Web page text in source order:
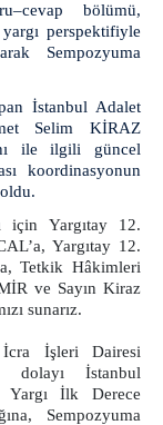
bölümü,
perspektifiyle
Sempozyuma
İstanbul Adalet
Selim KİRAZ
ile ilgili güncel
koordinasyonun
için Yargıtay 12.
Yargıtay 12.
Tetkik Hâkimleri
ve Sayın Kiraz
sunarız.
İcra İşleri Dairesi
dolayı İstanbul
Yargı İlk Derece
Sempozyuma